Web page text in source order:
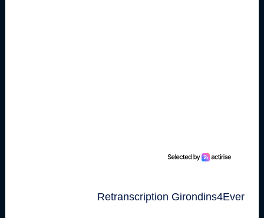
Retranscription Girondins4Ever